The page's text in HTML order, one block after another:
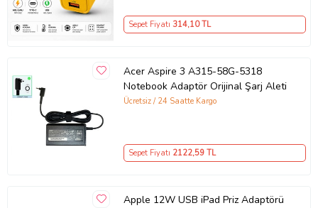
Sepet Fiyatı 314,10 TL
Acer Aspire 3 A315-58G-5318
Notebook Adaptör Orijinal Şarj Aleti
Ücretsiz / 24 Saatte Kargo
Sepet Fiyatı 2122,59 TL
Apple 12W USB iPad Priz Adaptörü